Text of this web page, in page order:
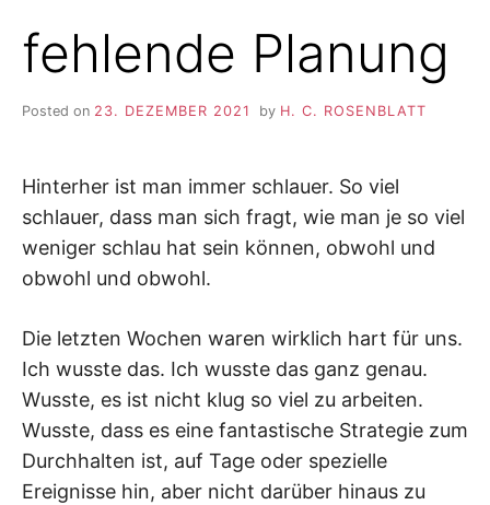
fehlende Planung
Posted on 23. DEZEMBER 2021 by H. C. ROSENBLATT
Hinterher ist man immer schlauer. So viel
schlauer, dass man sich fragt, wie man je so viel
weniger schlau hat sein können, obwohl und
obwohl und obwohl.
Die letzten Wochen waren wirklich hart für uns.
Ich wusste das. Ich wusste das ganz genau.
Wusste, es ist nicht klug so viel zu arbeiten.
Wusste, dass es eine fantastische Strategie zum
Durchhalten ist, auf Tage oder spezielle
Ereignisse hin, aber nicht darüber hinaus zu